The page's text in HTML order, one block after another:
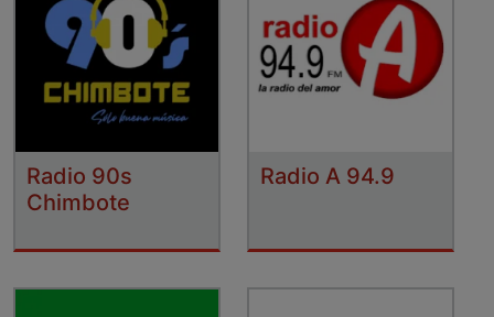
Radio 90s
Chimbote
Radio A 94.9